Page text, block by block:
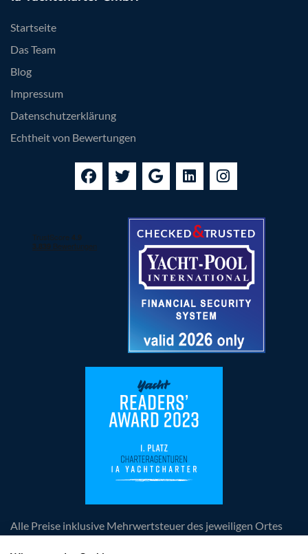
Startseite
Das Team
Blog
Impressum
Datenschutzerklärung
Echtheit von Bewertungen
Alle Preise inklusive Mehrwertsteuer des jeweiligen Ortes